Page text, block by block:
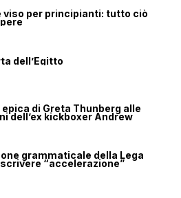
viso per principianti: tutto ciò
dell’Egitto
di Greta Thunberg alle
dell’ex kickboxer Andrew
grammaticale della Lega
“accelerazione”